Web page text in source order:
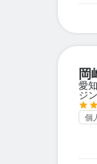
岡
愛
ジ
個